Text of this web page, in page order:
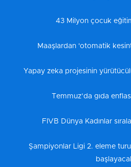
43 Milyon çocuk
Maaşlardan 'otomatik
Yapay zeka projesinin
Temmuz’da gıda
FIVB Dünya Kadınlar
Şampiyonlar Ligi 2. eleme turu